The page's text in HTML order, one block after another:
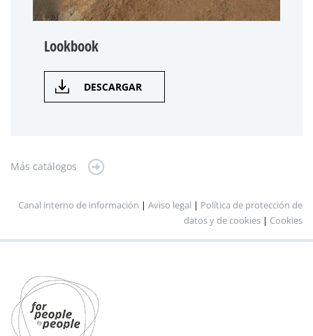
Lookbook
DESCARGAR
Más catálogos
Canal interno de información | Aviso legal | Política de protección de
datos y de cookies | Cookies